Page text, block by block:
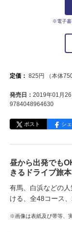
※電子書
定価： 825 円 （本体
発売日： 2019年01月26
9784048964630
ポスト シ
昼から出発でも
きるドライブ旅本
有馬、白浜などの
ける、全48コース
※画像は表紙及び帯等、